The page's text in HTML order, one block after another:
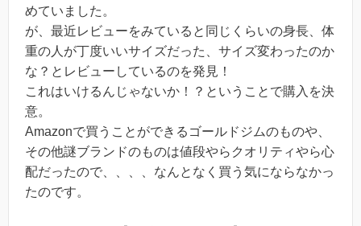
めていました。
が、最近レビューをみていると同じくらいの身長、体
重の人が丁度いいサイズだった、サイズ変わったのか
な？とレビューしているのを発見！
これはいけるんじゃないか！？ということで購入を決
意。
Amazonで買うことができるゴールドジムのものや、
その他謎ブランドのものは値段やらクオリティやら心
配だったので、、、、なんとなく買う気にならなかっ
たのです。